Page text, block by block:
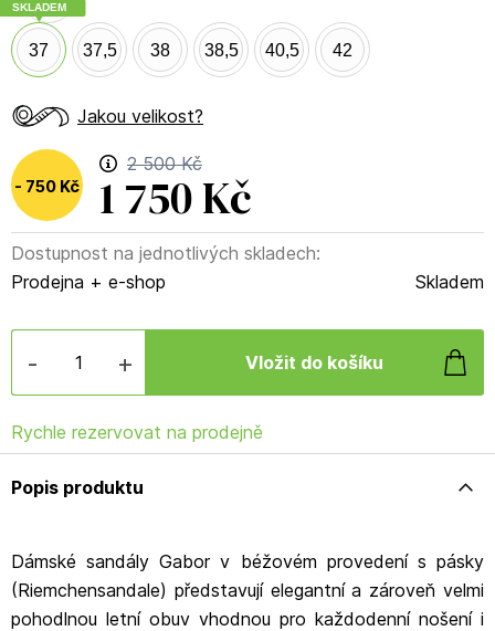
37
SKLADEM
37,5 38 38,5 40,5 42
Jakou velikost?
1 750 Kč
2 500 Kč
750 Kč
(30%)
Dostupnost na jednotlivých skladech:
Prodejna + e-shop
Skladem
- +
Rychle rezervovat na prodejně
Popis produktu
Dámské sandály Gabor v béžovém provedení s pásky
(Riemchensandale) představují elegantní a zároveň velmi
pohodlnou letní obuv vhodnou pro každodenní nošení i